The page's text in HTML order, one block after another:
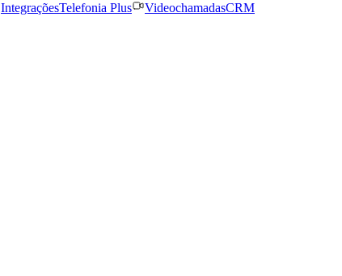
IntegraçõesTelefonia Plus VideochamadasCRM